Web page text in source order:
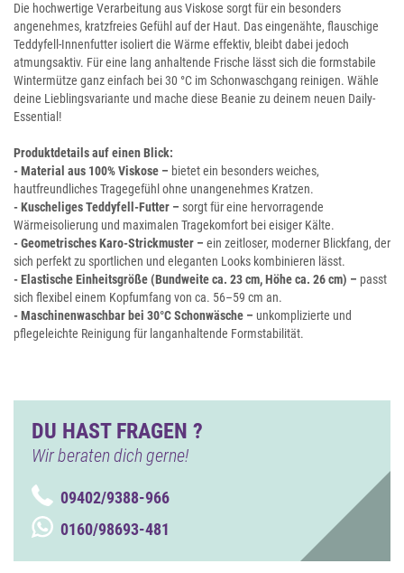
Die hochwertige Verarbeitung aus Viskose sorgt für ein besonders
angenehmes, kratzfreies Gefühl auf der Haut. Das eingenähte, flauschige
Teddyfell-Innenfutter isoliert die Wärme effektiv, bleibt dabei jedoch
atmungsaktiv. Für eine lang anhaltende Frische lässt sich die formstabile
Wintermütze ganz einfach bei 30 °C im Schonwaschgang reinigen. Wähle
deine Lieblingsvariante und mache diese Beanie zu deinem neuen Daily-
Essential!
Produktdetails auf einen Blick:
- Material aus 100% Viskose – bietet ein besonders weiches,
hautfreundliches Tragegefühl ohne unangenehmes Kratzen.
- Kuscheliges Teddyfell-Futter – sorgt für eine hervorragende
Wärmeisolierung und maximalen Tragekomfort bei eisiger Kälte.
- Geometrisches Karo-Strickmuster – ein zeitloser, moderner Blickfang, der
sich perfekt zu sportlichen und eleganten Looks kombinieren lässt.
- Elastische Einheitsgröße (Bundweite ca. 23 cm, Höhe ca. 26 cm) – passt
sich flexibel einem Kopfumfang von ca. 56–59 cm an.
- Maschinenwaschbar bei 30°C Schonwäsche – unkomplizierte und
pflegeleichte Reinigung für langanhaltende Formstabilität.
DU HAST FRAGEN ?
Wir beraten dich gerne!
09402/9388-966
0160/98693-481